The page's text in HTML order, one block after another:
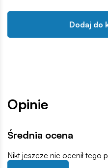
Dodaj do
Opinie
Średnia ocena
Nikt jeszcze nie ocenił tego